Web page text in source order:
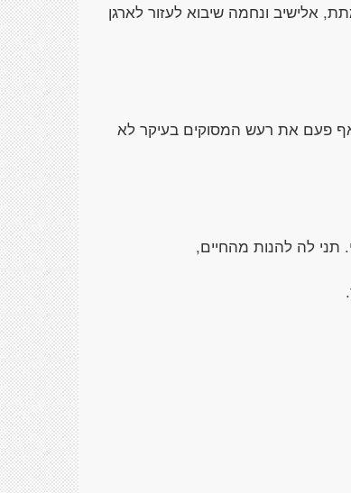
אלישיב ונחמה שיבוא לעזור לארגן
פעם את רעש המסוקים בעיקר לא
תני לה להנות מהחיים,